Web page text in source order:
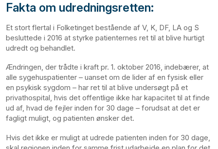
Fakta om udredningsretten:
Et stort flertal i Folketinget bestående af V, K, DF, LA og S
besluttede i 2016 at styrke patienternes ret til at blive hurtigt
udredt og behandlet.
Ændringen, der trådte i kraft pr. 1. oktober 2016, indebærer, at
alle sygehuspatienter – uanset om de lider af en fysisk eller
en psykisk sygdom – har ret til at blive undersøgt på et
privathospital, hvis det offentlige ikke har kapacitet til at finde
ud af, hvad de fejler inden for 30 dage – forudsat at det er
fagligt muligt, og patienten ønsker det.
Hvis det ikke er muligt at udrede patienten inden for 30 dage,